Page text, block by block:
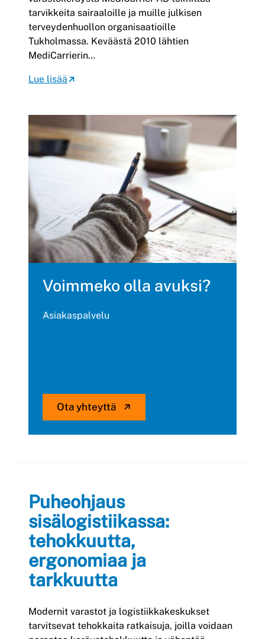
tarvikkeita sairaaloille ja muille julkisen
terveydenhuollon organisaatioille
Tukholmassa. Keväästä 2010 lähtien
MediCarrierin…
Lue lisää
Voimmeko olla avuksi?
Asiakaspalvelu
Ota yhteyttä
Puheohjaus
sisälogistiikassa:
tehokkuutta,
ergonomiaa ja
tarkkuutta
Modernit varastot ja logistiikkakeskukset
tarvitsevat tehokkaita ratkaisuja, joilla voidaan